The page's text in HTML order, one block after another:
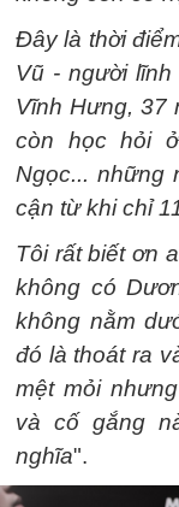
Đây là thời
Vũ - người
Vĩnh Hưng, 37
còn học hỏi
Ngọc... những
cận từ khi chỉ
Tôi rất biết ơn
không có
không nằm
đó là thoát ra
mệt mỏi
và cố gắng
nghĩa".